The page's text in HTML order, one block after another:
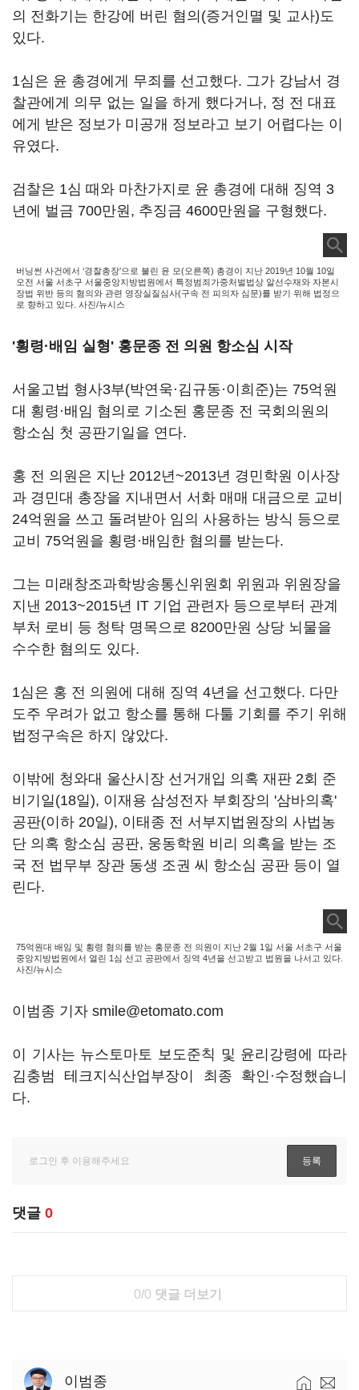
의 전화기는 한강에 버린 혐의(증거인멸 및 교사)도
있다.
1심은 윤 총경에게 무죄를 선고했다. 그가 강남서 경
찰관에게 의무 없는 일을 하게 했다거나, 정 전 대표
에게 받은 정보가 미공개 정보라고 보기 어렵다는 이
유였다.
검찰은 1심 때와 마찬가지로 윤 총경에 대해 징역 3
년에 벌금 700만원, 추징금 4600만원을 구형했다.
버닝썬 사건에서 ‘경찰총장'으로 불린 윤 모(오른쪽) 총경이 지난 2019년 10월 10일
오전 서울 서초구 서울중앙지방법원에서 특정범죄가중처벌법상 알선수재와 자본시
장법 위반 등의 혐의와 관련 영장실질심사(구속 전 피의자 심문)를 받기 위해 법정으
로 향하고 있다. 사진/뉴시스
'횡령·배임 실형' 홍문종 전 의원 항소심 시작
서울고법 형사3부(박연욱·김규동·이희준)는 75억원
대 횡령·배임 혐의로 기소된 홍문종 전 국회의원의
항소심 첫 공판기일을 연다.
홍 전 의원은 지난 2012년~2013년 경민학원 이사장
과 경민대 총장을 지내면서 서화 매매 대금으로 교비
24억원을 쓰고 돌려받아 임의 사용하는 방식 등으로
교비 75억원을 횡령·배임한 혐의를 받는다.
그는 미래창조과학방송통신위원회 위원과 위원장을
지낸 2013~2015년 IT 기업 관련자 등으로부터 관계
부처 로비 등 청탁 명목으로 8200만원 상당 뇌물을
수수한 혐의도 있다.
1심은 홍 전 의원에 대해 징역 4년을 선고했다. 다만
도주 우려가 없고 항소를 통해 다툴 기회를 주기 위해
법정구속은 하지 않았다.
이밖에 청와대 울산시장 선거개입 의혹 재판 2회 준
비기일(18일), 이재용 삼성전자 부회장의 '삼바의혹'
공판(이하 20일), 이태종 전 서부지법원장의 사법농
단 의혹 항소심 공판, 웅동학원 비리 의혹을 받는 조
국 전 법무부 장관 동생 조권 씨 항소심 공판 등이 열
린다.
75억원대 배임 및 횡령 혐의를 받는 홍문종 전 의원이 지난 2월 1일 서울 서초구 서울
중앙지방법원에서 열린 1심 선고 공판에서 징역 4년을 선고받고 법원을 나서고 있다.
사진/뉴시스
이범종 기자 smile@etomato.com
이 기사는 뉴스토마토 보도준칙 및 윤리강령에 따라
김충범 테크지식산업부장이 최종 확인·수정했습니
다.
댓글 0
0/0 댓글 더보기
이범종